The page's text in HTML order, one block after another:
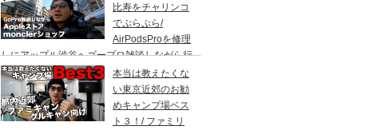
ャンプ場は結構いいかも
比寿をチャリンコ
でぷらぷら/
AirPodsProを修理
しにアップル渋谷へゴープロ雑談しながら行
ってきます。モンクレールの新型ショップも
行ってみました。
本当は教えたくな
い東京近郊のお勧
めキャンプ場ベス
ト３！/ ファミリ